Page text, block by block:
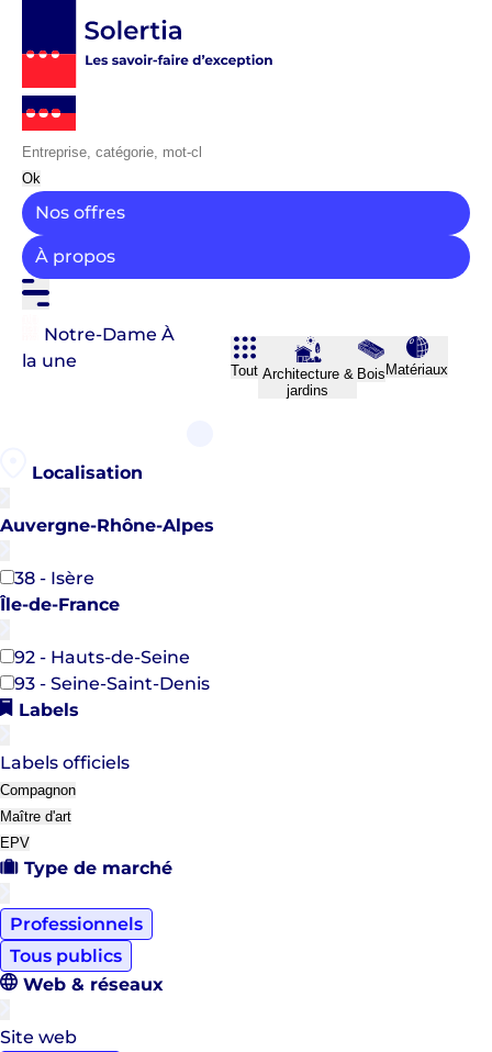
Ok
Nos offres
À propos
Notre-Dame À
la une
Tout Architecture &
jardins
Bois Matériaux
Localisation
Auvergne-Rhône-Alpes
38 - Isère
Île-de-France
92 - Hauts-de-Seine
93 - Seine-Saint-Denis
Labels
Labels officiels
Compagnon
Maître d'art
EPV
Type de marché
Professionnels
Tous publics
Web & réseaux
Site web